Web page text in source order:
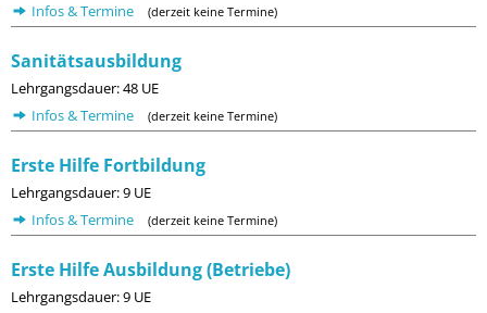
Infos & Termine
(derzeit keine Termine)
Sanitätsausbildung
Lehrgangsdauer: 48 UE
Infos & Termine
(derzeit keine Termine)
Erste Hilfe Fortbildung
Lehrgangsdauer: 9 UE
Infos & Termine
(derzeit keine Termine)
Erste Hilfe Ausbildung (Betriebe)
Lehrgangsdauer: 9 UE